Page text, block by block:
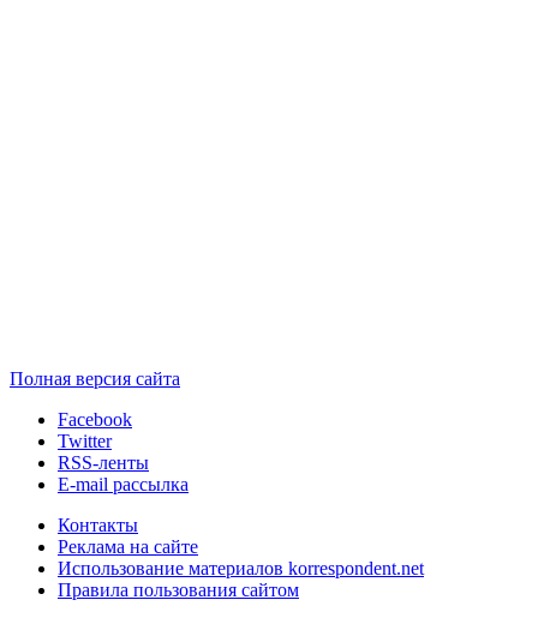
Полная версия сайта
Facebook
Twitter
RSS-ленты
E-mail рассылка
Контакты
Реклама на сайте
Использование материалов korrespondent.net
Правила пользования сайтом